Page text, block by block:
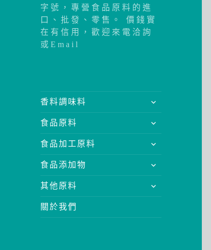
字號，專營食品原料的進
口、批發、零售。 價錢實
在有信用，歡迎來電洽詢
或Email
香料調味料
展
開
子
選
單
食品原料
展
開
子
選
單
食品加工原料
展
開
子
選
單
食品添加物
展
開
子
選
其他原料
展
開
選
關於我們